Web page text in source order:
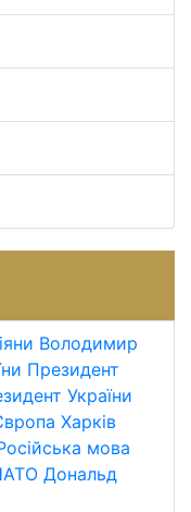
Володимир
Президент
України
Харків
мова
Дональд